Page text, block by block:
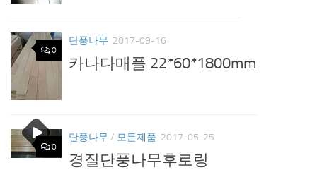
0
단풍나무 2017-09-16
카나다매플 22*60*1800mm
0
단풍나무 / 모든제품 2017-05-25
경질단풍나무후로링